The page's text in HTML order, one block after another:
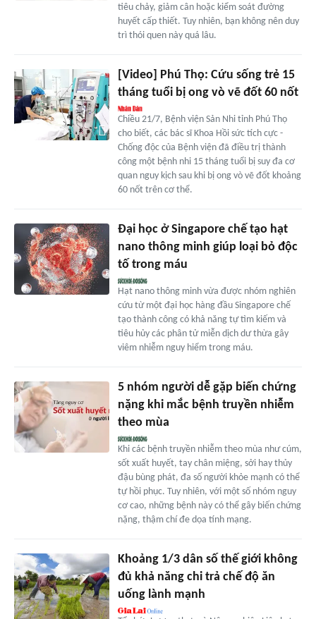
tiêu chảy, giảm cân hoặc kiểm soát đường
huyết cấp thiết. Tuy nhiên, bạn không nên duy
trì thói quen này quá lâu.
[Video] Phú Thọ: Cứu sống trẻ 15
tháng tuổi bị ong vò vẽ đốt 60 nốt
Chiều 21/7, Bệnh viện Sản Nhi tỉnh Phú Thọ
cho biết, các bác sĩ Khoa Hồi sức tích cực -
Chống độc của Bệnh viện đã điều trị thành
công một bệnh nhi 15 tháng tuổi bị suy đa cơ
quan nguy kịch sau khi bị ong vò vẽ đốt khoảng
60 nốt trên cơ thể.
Đại học ở Singapore chế tạo hạt
nano thông minh giúp loại bỏ độc
tố trong máu
Hạt nano thông minh vừa được nhóm nghiên
cứu từ một đại học hàng đầu Singapore chế
tạo thành công có khả năng tự tìm kiếm và
tiêu hủy các phân tử miễn dịch dư thừa gây
viêm nhiễm nguy hiểm trong máu.
5 nhóm người dễ gặp biến chứng
nặng khi mắc bệnh truyền nhiễm
theo mùa
Khi các bệnh truyền nhiễm theo mùa như cúm,
sốt xuất huyết, tay chân miệng, sởi hay thủy
đậu bùng phát, đa số người khỏe mạnh có thể
tự hồi phục. Tuy nhiên, với một số nhóm nguy
cơ cao, những bệnh này có thể gây biến chứng
nặng, thậm chí đe dọa tính mạng.
Khoảng 1/3 dân số thế giới không
đủ khả năng chi trả chế độ ăn
uống lành mạnh